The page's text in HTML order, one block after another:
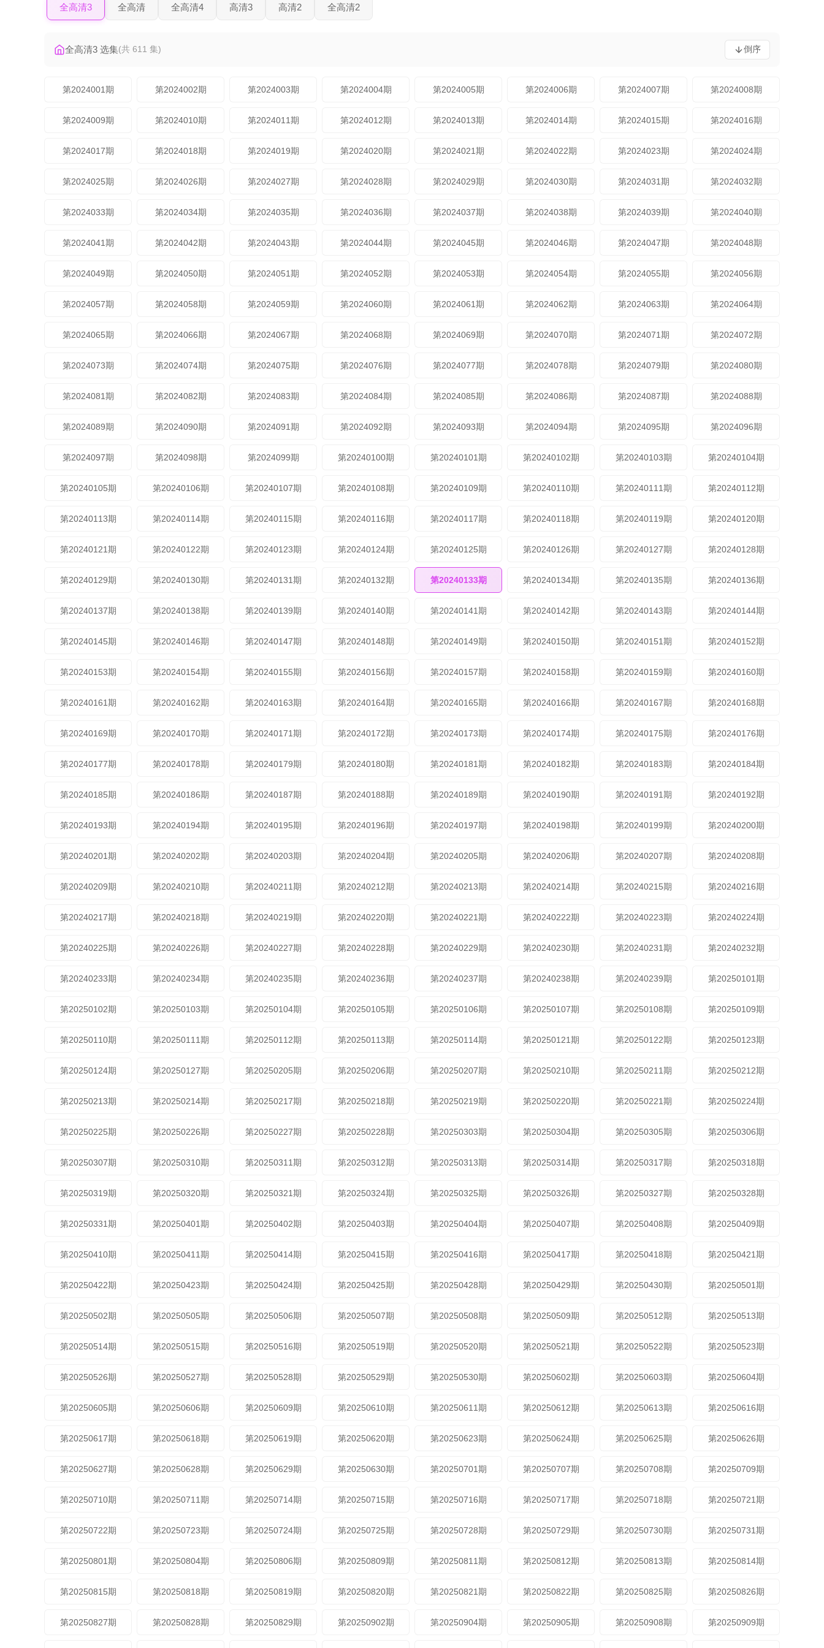
全高清3 全高清 全高清4 高清3 高清2 全高清2
全高清3 选集(共 611 集) 倒序
第2024001期 第2024002期 第2024003期 第2024004期 第2024005期 第2024006期 第2024007期 第2024008期
第2024009期 第2024010期 第2024011期 第2024012期 第2024013期 第2024014期 第2024015期 第2024016期
第2024017期 第2024018期 第2024019期 第2024020期 第2024021期 第2024022期 第2024023期 第2024024期
第2024025期 第2024026期 第2024027期 第2024028期 第2024029期 第2024030期 第2024031期 第2024032期
第2024033期 第2024034期 第2024035期 第2024036期 第2024037期 第2024038期 第2024039期 第2024040期
第2024041期 第2024042期 第2024043期 第2024044期 第2024045期 第2024046期 第2024047期 第2024048期
第2024049期 第2024050期 第2024051期 第2024052期 第2024053期 第2024054期 第2024055期 第2024056期
第2024057期 第2024058期 第2024059期 第2024060期 第2024061期 第2024062期 第2024063期 第2024064期
第2024065期 第2024066期 第2024067期 第2024068期 第2024069期 第2024070期 第2024071期 第2024072期
第2024073期 第2024074期 第2024075期 第2024076期 第2024077期 第2024078期 第2024079期 第2024080期
第2024081期 第2024082期 第2024083期 第2024084期 第2024085期 第2024086期 第2024087期 第2024088期
第2024089期 第2024090期 第2024091期 第2024092期 第2024093期 第2024094期 第2024095期 第2024096期
第2024097期 第2024098期 第2024099期 第20240100期 第20240101期 第20240102期 第20240103期 第20240104期
第20240105期 第20240106期 第20240107期 第20240108期 第20240109期 第20240110期 第20240111期 第20240112期
第20240113期 第20240114期 第20240115期 第20240116期 第20240117期 第20240118期 第20240119期 第20240120期
第20240121期 第20240122期 第20240123期 第20240124期 第20240125期 第20240126期 第20240127期 第20240128期
第20240129期 第20240130期 第20240131期 第20240132期 第20240133期 第20240134期 第20240135期 第20240136期
第20240137期 第20240138期 第20240139期 第20240140期 第20240141期 第20240142期 第20240143期 第20240144期
第20240145期 第20240146期 第20240147期 第20240148期 第20240149期 第20240150期 第20240151期 第20240152期
第20240153期 第20240154期 第20240155期 第20240156期 第20240157期 第20240158期 第20240159期 第20240160期
第20240161期 第20240162期 第20240163期 第20240164期 第20240165期 第20240166期 第20240167期 第20240168期
第20240169期 第20240170期 第20240171期 第20240172期 第20240173期 第20240174期 第20240175期 第20240176期
第20240177期 第20240178期 第20240179期 第20240180期 第20240181期 第20240182期 第20240183期 第20240184期
第20240185期 第20240186期 第20240187期 第20240188期 第20240189期 第20240190期 第20240191期 第20240192期
第20240193期 第20240194期 第20240195期 第20240196期 第20240197期 第20240198期 第20240199期 第20240200期
第20240201期 第20240202期 第20240203期 第20240204期 第20240205期 第20240206期 第20240207期 第20240208期
第20240209期 第20240210期 第20240211期 第20240212期 第20240213期 第20240214期 第20240215期 第20240216期
第20240217期 第20240218期 第20240219期 第20240220期 第20240221期 第20240222期 第20240223期 第20240224期
第20240225期 第20240226期 第20240227期 第20240228期 第20240229期 第20240230期 第20240231期 第20240232期
第20240233期 第20240234期 第20240235期 第20240236期 第20240237期 第20240238期 第20240239期 第20250101期
第20250102期 第20250103期 第20250104期 第20250105期 第20250106期 第20250107期 第20250108期 第20250109期
第20250110期 第20250111期 第20250112期 第20250113期 第20250114期 第20250121期 第20250122期 第20250123期
第20250124期 第20250127期 第20250205期 第20250206期 第20250207期 第20250210期 第20250211期 第20250212期
第20250213期 第20250214期 第20250217期 第20250218期 第20250219期 第20250220期 第20250221期 第20250224期
第20250225期 第20250226期 第20250227期 第20250228期 第20250303期 第20250304期 第20250305期 第20250306期
第20250307期 第20250310期 第20250311期 第20250312期 第20250313期 第20250314期 第20250317期 第20250318期
第20250319期 第20250320期 第20250321期 第20250324期 第20250325期 第20250326期 第20250327期 第20250328期
第20250331期 第20250401期 第20250402期 第20250403期 第20250404期 第20250407期 第20250408期 第20250409期
第20250410期 第20250411期 第20250414期 第20250415期 第20250416期 第20250417期 第20250418期 第20250421期
第20250422期 第20250423期 第20250424期 第20250425期 第20250428期 第20250429期 第20250430期 第20250501期
第20250502期 第20250505期 第20250506期 第20250507期 第20250508期 第20250509期 第20250512期 第20250513期
第20250514期 第20250515期 第20250516期 第20250519期 第20250520期 第20250521期 第20250522期 第20250523期
第20250526期 第20250527期 第20250528期 第20250529期 第20250530期 第20250602期 第20250603期 第20250604期
第20250605期 第20250606期 第20250609期 第20250610期 第20250611期 第20250612期 第20250613期 第20250616期
第20250617期 第20250618期 第20250619期 第20250620期 第20250623期 第20250624期 第20250625期 第20250626期
第20250627期 第20250628期 第20250629期 第20250630期 第20250701期 第20250707期 第20250708期 第20250709期
第20250710期 第20250711期 第20250714期 第20250715期 第20250716期 第20250717期 第20250718期 第20250721期
第20250722期 第20250723期 第20250724期 第20250725期 第20250728期 第20250729期 第20250730期 第20250731期
第20250801期 第20250804期 第20250806期 第20250809期 第20250811期 第20250812期 第20250813期 第20250814期
第20250815期 第20250818期 第20250819期 第20250820期 第20250821期 第20250822期 第20250825期 第20250826期
第20250827期 第20250828期 第20250829期 第20250902期 第20250904期 第20250905期 第20250908期 第20250909期